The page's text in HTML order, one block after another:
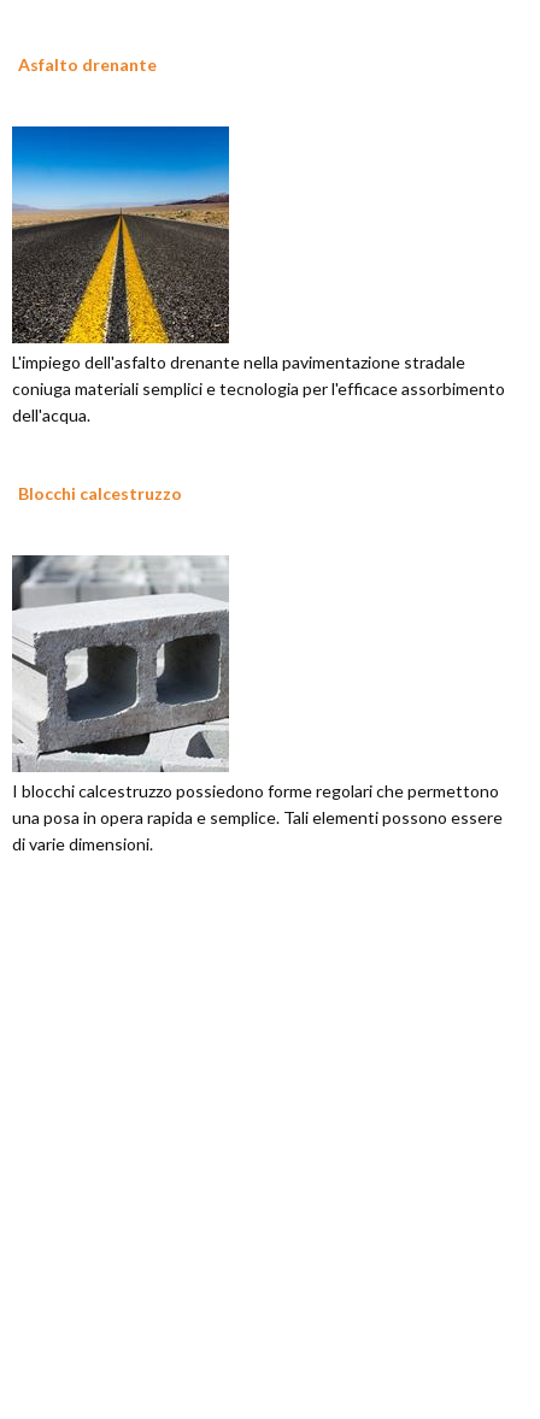
Asfalto drenante
L'impiego dell'asfalto drenante nella pavimentazione stradale
coniuga materiali semplici e tecnologia per l'efficace assorbimento
dell'acqua.
Blocchi calcestruzzo
I blocchi calcestruzzo possiedono forme regolari che permettono
una posa in opera rapida e semplice. Tali elementi possono essere
di varie dimensioni.